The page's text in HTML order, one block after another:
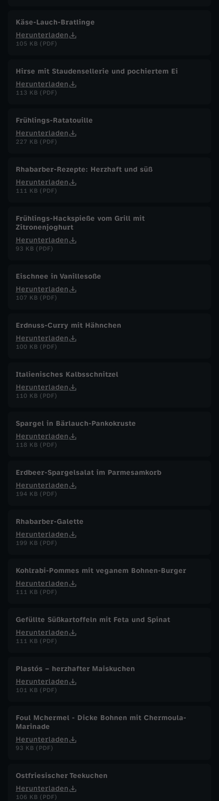
Käse-Lauch-Bratlinge
Herunterladen
105 KB (PDF)
Hirse mit Staudensellerie und pochiertem Ei
Herunterladen
113 KB (PDF)
Frühlings-Ratatouille
Herunterladen
227 KB (PDF)
Rhabarber-Rezepte: Herzhaft und süß
Herunterladen
111 KB (PDF)
Frühlings-Hackspieße vom Grill mit
Zitronenjoghurt
Herunterladen
93 KB (PDF)
Eischnee in Vanillesoße
Herunterladen
107 KB (PDF)
Erdnuss-Curry mit Hähnchen
Herunterladen
100 KB (PDF)
Italienisches Kalbsschnitzel
Herunterladen
110 KB (PDF)
Spargel in Bärlauch-Pankokruste
Herunterladen
118 KB (PDF)
Erdbeer-Spargelsalat im Parmesamkorb
Herunterladen
194 KB (PDF)
Rhabarber-Galette
Herunterladen
199 KB (PDF)
Kohlrabi-Pommes mit veganem Bohnen-Burger
Herunterladen
111 KB (PDF)
Gefüllte Süßkartoffeln mit Feta und Spinat
Herunterladen
111 KB (PDF)
Plastós – herzhafter Maiskuchen
Herunterladen
101 KB (PDF)
Foul Mchermel - Dicke Bohnen mit Chermoula-
Marinade
Herunterladen
93 KB (PDF)
Ostfriesischer Teekuchen
Herunterladen
106 KB (PDF)